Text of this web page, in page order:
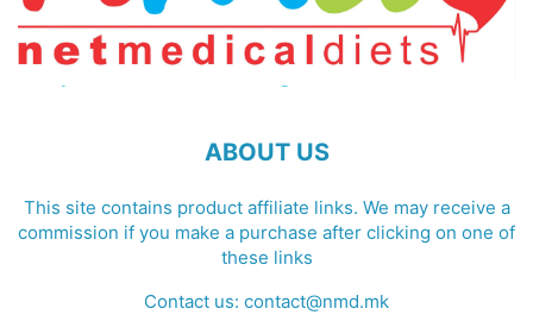
ABOUT US
This site contains product affiliate links. We may receive a
commission if you make a purchase after clicking on one of
these links
Contact us: contact@nmd.mk